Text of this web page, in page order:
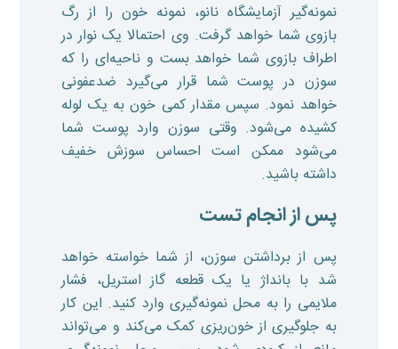
نمونه‌گیر آزمایشگاه نانو، نمونه خون را از رگ
بازوی شما خواهد گرفت. وی احتمالا یک نوار در
اطراف بازوی شما خواهد بست و ناحیه‌ای را که
سوزن در پوست شما قرار می‌گیرد ضدعفونی
خواهد نمود. سپس مقدار کمی خون به یک لوله
کشیده می‌شود. وقتی سوزن وارد پوست شما
می‌شود ممکن است احساس سوزش خفیف
داشته باشید.
پس از انجام تست
پس از برداشتن سوزن، از شما خواسته خواهد
شد با بانداژ یا یک قطعه گاز استریل، فشار
ملایمی را به محل نمونه‌گیری وارد کنید. این کار
به جلوگیری از خون‌ریزی کمک می‌کند و می‌تواند